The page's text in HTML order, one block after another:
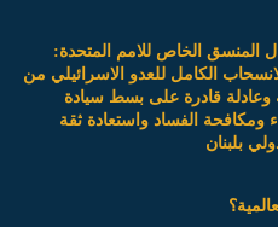
المنسق الخاص للامم المتحدة:
الكامل للعدو الاسرائيلي من
وعادلة قادرة على بسط سيادة
ومكافحة الفساد واستعادة ثقة
بلبنان